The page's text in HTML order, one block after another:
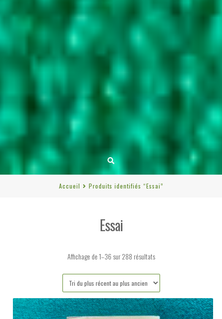
Accueil Produits identifiés “Essai”
Essai
Affichage de 1–36 sur 288 résultatsTrié
plus
récent
au